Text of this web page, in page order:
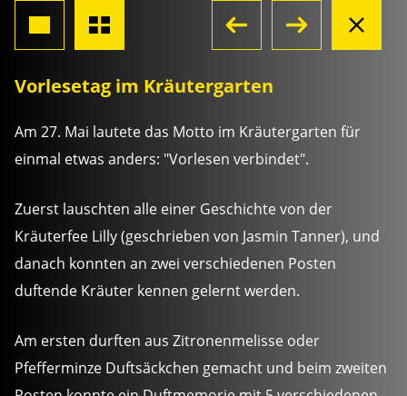
Vorlesetag im Kräutergarten
Am 27. Mai lautete das Motto im Kräutergarten für
einmal etwas anders: "Vorlesen verbindet".
Zuerst lauschten alle einer Geschichte von der
Kräuterfee Lilly (geschrieben von Jasmin Tanner), und
danach konnten an zwei verschiedenen Posten
duftende Kräuter kennen gelernt werden.
Am ersten durften aus Zitronenmelisse oder
Pfefferminze Duftsäckchen gemacht und beim zweiten